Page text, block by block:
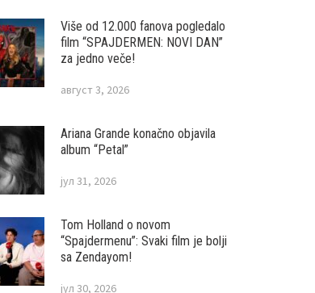
Više od 12.000 fanova pogledalo
film “SPAJDERMEN: NOVI DAN”
za jedno veče!
август 3, 2026
Ariana Grande konačno objavila
album “Petal”
јул 31, 2026
Tom Holland o novom
“Spajdermenu”: Svaki film je bolji
sa Zendayom!
јул 30, 2026